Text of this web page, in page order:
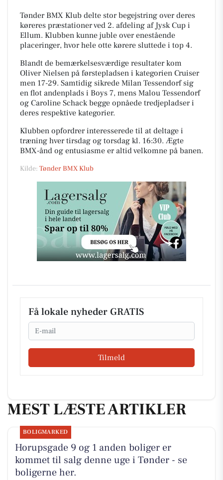
Tønder BMX Klub delte stor begejstring over deres
køreres præstationer ved 2. afdeling af Jysk Cup i
Ellum. Klubben kunne juble over enestående
placeringer, hvor hele otte kørere sluttede i top 4.
Blandt de bemærkelsesværdige resultater kom
Oliver Nielsen på førstepladsen i kategorien Cruiser
men 17-29. Samtidig sikrede Milan Tessendorf sig
en flot andenplads i Boys 7, mens Malou Tessendorf
og Caroline Schack begge opnåede tredjepladser i
deres respektive kategorier.
Klubben opfordrer interesserede til at deltage i
træning hver tirsdag og torsdag kl. 16:30. Ægte
BMX-ånd og entusiasme er altid velkomne på banen.
Kilde: Tønder BMX Klub
Få lokale nyheder GRATIS
Email
Tilmeld
MEST LÆSTE ARTIKLER
BOLIGMARKED
Horupsgade 9 og 1 anden boliger er
kommet til salg denne uge i Tønder - se
boligerne her.